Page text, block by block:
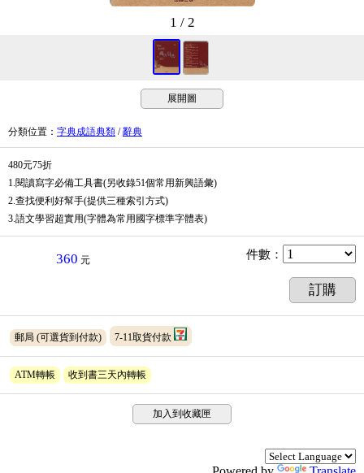
1 / 2
展開圖
分類位置 ： 字典成語典類 /辭典
480元75折
1.閱讀寫字必備工具書(另收錄51個常用新興語彙)
2.查找便利好幫手(提供三種索引方式)
3.語文學習超實用(字體為常用國字標準字體表)
360 元 件數 ：
訂購
郵局 (可選貨到付款) 7-11取貨付款
ATM轉帳 收到書三天內轉帳
加入到收藏匣